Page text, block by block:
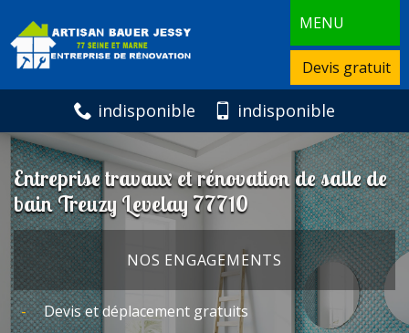
MENU
Devis gratuit
indisponible indisponible
Entreprise travaux et rénovation de salle de
bain Treuzy Levelay 77710
NOS ENGAGEMENTS
Devis et déplacement gratuits